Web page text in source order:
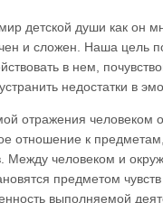
детской души как он
и сложен. Наша цель
в нем,
недостатки в
отражения
отношение к
Между человеком и
предметом
выполняемой